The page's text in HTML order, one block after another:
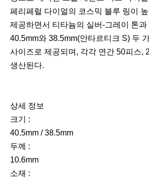
페리페럴 다이얼의 코스믹 블루 링이
제공하면서 티타늄의 실버-그레이 톤과
40.5mm와 38.5mm(안타르티크 S) 두
사이즈로 제공되며, 각각 연간 50피스,
생산된다.
상세 정보
크기 :
40.5mm / 38.5mm
두께 :
10.6mm
소재 :